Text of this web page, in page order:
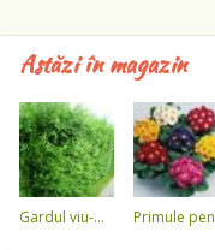
Astăzi în magazin
gardul viu-minune! primule pentru 1 martie 3,5 lei / ghiveci !!!!